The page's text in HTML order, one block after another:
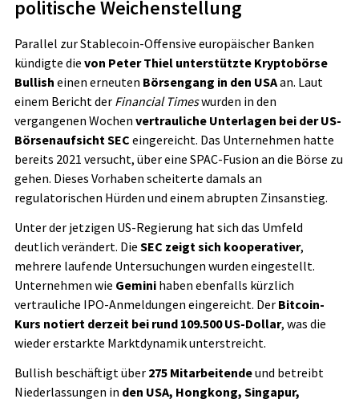
politische Weichenstellung
Parallel zur Stablecoin-Offensive europäischer Banken
kündigte die von Peter Thiel unterstützte Kryptobörse
Bullish einen erneuten Börsengang in den USAan. Laut
einem Bericht der Financial Timeswurden in den
vergangenen Wochen vertrauliche Unterlagen bei der US-
Börsenaufsicht SEC eingereicht. Das Unternehmen hatte
bereits 2021 versucht, über eine SPAC-Fusion an die Börse zu
gehen. Dieses Vorhaben scheiterte damals an
regulatorischen Hürden und einem abrupten Zinsanstieg.
Unter der jetzigen US-Regierung hat sich das Umfeld
deutlich verändert. Die SEC zeigt sich kooperativer,
mehrere laufende Untersuchungen wurden eingestellt.
Unternehmen wie Gemini haben ebenfalls kürzlich
vertrauliche IPO-Anmeldungen eingereicht. Der Bitcoin-
Kurs notiert derzeit bei rund 109.500 US-Dollar, was die
wieder erstarkte Marktdynamik unterstreicht.
Bullish beschäftigt über 275 Mitarbeitendeund betreibt
Niederlassungen in den USA, Hongkong, Singapur,